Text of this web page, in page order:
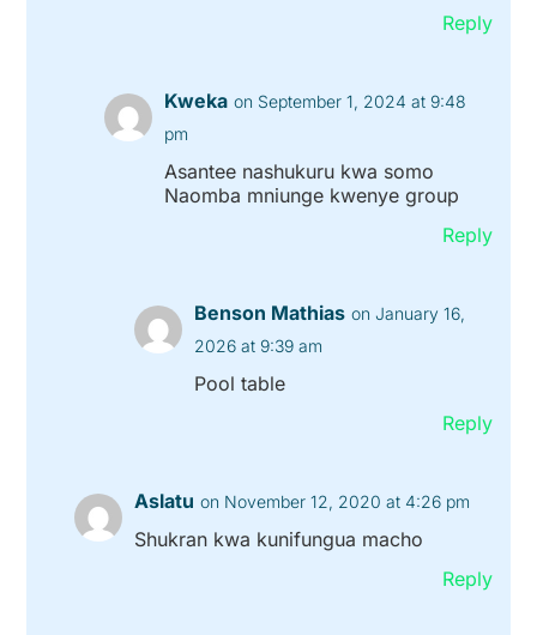
Reply
Kweka on September 1, 2024 at 9:48
pm
Asantee nashukuru kwa somo
Naomba mniunge kwenye group
Reply
Benson Mathias on January 16,
2026 at 9:39 am
Pool table
Reply
Aslatu on November 12, 2020 at 4:26 pm
Shukran kwa kunifungua macho
Reply